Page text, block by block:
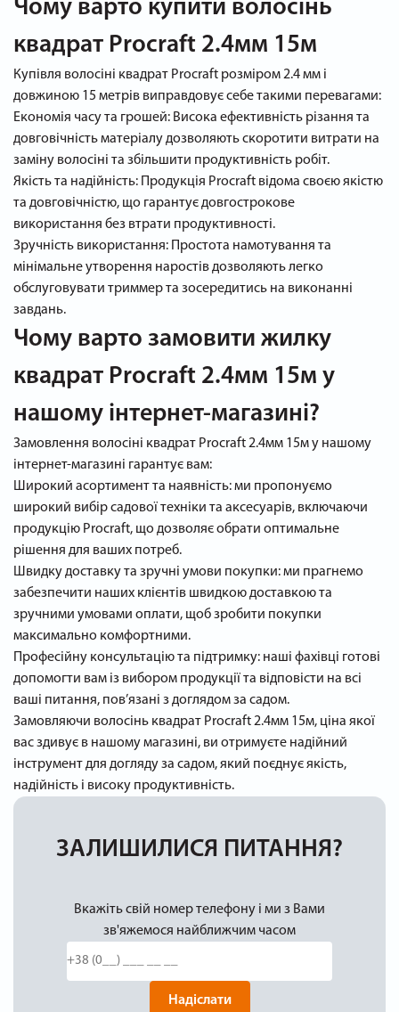
Чому варто купити волосінь
квадрат Procraft 2.4мм 15м
Купівля волосіні квадрат Procraft розміром 2.4 мм і
довжиною 15 метрів виправдовує себе такими перевагами:
Економія часу та грошей: Висока ефективність різання та
довговічність матеріалу дозволяють скоротити витрати на
заміну волосіні та збільшити продуктивність робіт.
Якість та надійність: Продукція Procraft відома своєю якістю
та довговічністю, що гарантує довгострокове
використання без втрати продуктивності.
Зручність використання: Простота намотування та
мінімальне утворення наростів дозволяють легко
обслуговувати триммер та зосередитись на виконанні
завдань.
Чому варто замовити жилку
квадрат Procraft 2.4мм 15м у
нашому інтернет-магазині?
Замовлення волосіні квадрат Procraft 2.4мм 15м у нашому
інтернет-магазині гарантує вам:
Широкий асортимент та наявність: ми пропонуємо
широкий вибір садової техніки та аксесуарів, включаючи
продукцію Procraft, що дозволяє обрати оптимальне
рішення для ваших потреб.
Швидку доставку та зручні умови покупки: ми прагнемо
забезпечити наших клієнтів швидкою доставкою та
зручними умовами оплати, щоб зробити покупки
максимально комфортними.
Професійну консультацію та підтримку: наші фахівці готові
допомогти вам із вибором продукції та відповісти на всі
ваші питання, пов’язані з доглядом за садом.
Замовляючи волосінь квадрат Procraft 2.4мм 15м, ціна якої
вас здивує в нашому магазині, ви отримуєте надійний
інструмент для догляду за садом, який поєднує якість,
надійність і високу продуктивність.
ЗАЛИШИЛИСЯ ПИТАННЯ?
Вкажіть свій номер телефону і ми з Вами
зв'яжемося найближчим часом
Надіслати